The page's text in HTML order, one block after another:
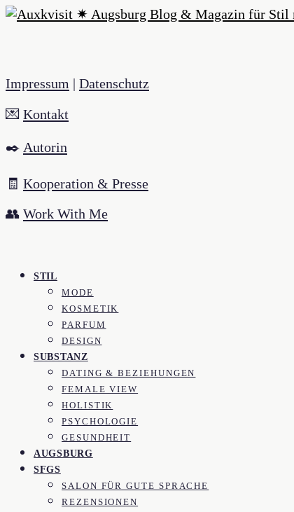
Impressum | Datenschutz
💌 Kontakt
✒️ Autorin
🧾 Kooperation & Presse
👥 Work With Me
STIL
MODE
KOSMETIK
PARFUM
DESIGN
SUBSTANZ
DATING & BEZIEHUNGEN
FEMALE VIEW
HOLISTIK
PSYCHOLOGIE
GESUNDHEIT
AUGSBURG
SFGS
SALON FÜR GUTE SPRACHE
REZENSIONEN